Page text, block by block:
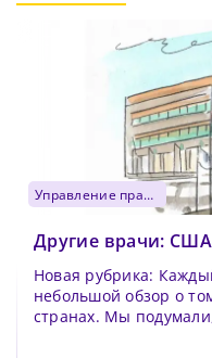
управление практикой
Другие врачи: США
Новая рубрика: Каждый месяц «Медзнат» делает
небольшой обзор о
странах. Мы